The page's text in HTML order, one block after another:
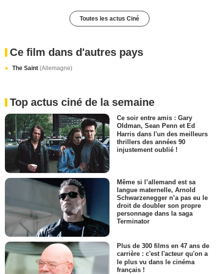
Toutes les actus Ciné
Ce film dans d'autres pays
The Saint (Allemagne)
Top actus ciné de la semaine
Ce soir entre amis : Gary
Oldman, Sean Penn et Ed
Harris dans l'un des meilleurs
thrillers des années 90
injustement oublié !
Même si l’allemand est sa
langue maternelle, Arnold
Schwarzenegger n’a pas eu le
droit de doubler son propre
personnage dans la saga
Terminator
Plus de 300 films en 47 ans de
carrière : c'est l'acteur qu'on a
le plus vu dans le cinéma
français !